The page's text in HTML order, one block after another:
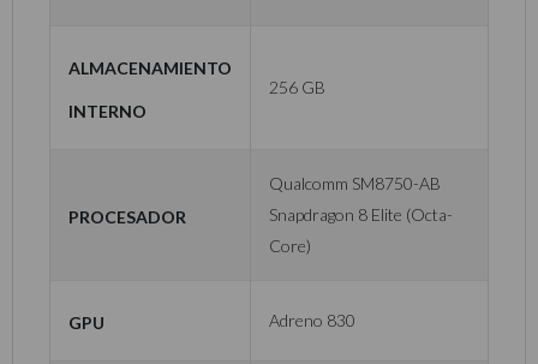
Almacenamiento
Interno
256 GB
Procesador
Qualcomm SM8750-AB
Snapdragon 8 Elite (Octa-
Core)
GPU Adreno 830